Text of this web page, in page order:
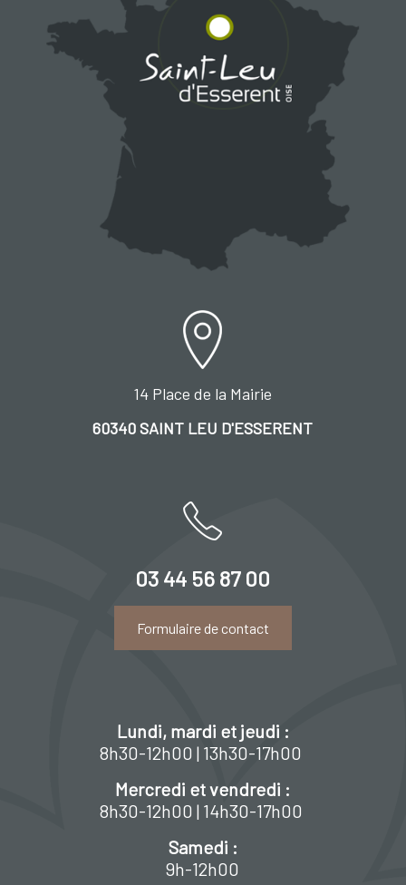
14 Place de la Mairie
60340 SAINT LEU D'ESSERENT
03 44 56 87 00
Formulaire de contact
Lundi, mardi et jeudi :
8h30-12h00 | 13h30-17h00
Mercredi et vendredi :
8h30-12h00 | 14h30-17h00
Samedi :
9h-12h00